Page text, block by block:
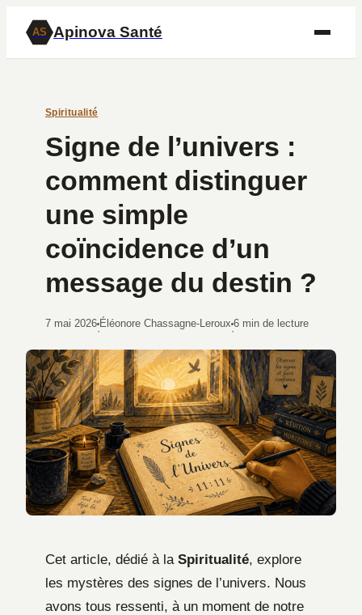
AS Apinova Santé
Spiritualité
Signe de l’univers :
comment distinguer
une simple
coïncidence d’un
message du destin ?
7 mai 2026
·
Éléonore Chassagne-Leroux
·
6 min de lecture
Cet article, dédié à la Spiritualité, explore
les mystères des signes de l’univers. Nous
avons tous ressenti, à un moment de notre